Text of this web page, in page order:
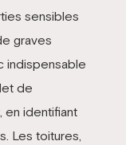
sensibles
graves
indispensable
de
en identifiant
Les toitures,